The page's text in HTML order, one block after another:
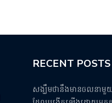
RECENT POSTS
សង្ឃឹមថានឹងមានចលនាមួយ